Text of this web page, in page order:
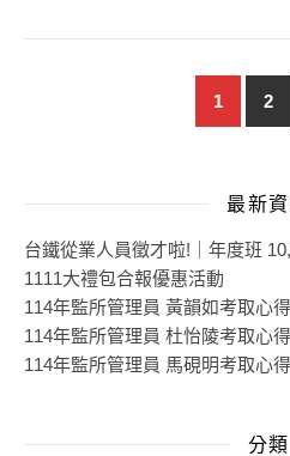
1 2
最新
台鐵從業人員徵才啦!｜年度班
1111大禮包合報優惠活動
114年監所管理員 黃韻如考取心
114年監所管理員 杜怡陵考取心
114年監所管理員 馬硯明考取心
分類